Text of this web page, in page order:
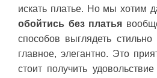
искать платье. Но мы хотим
обойтись без платья
способов выглядеть
главное, элегантно. Это
стоит получить